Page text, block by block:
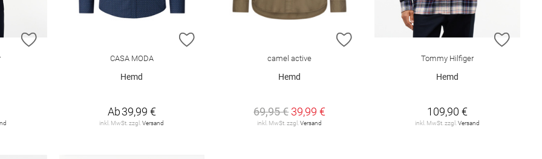
ZUR WUNSCHLISTE HINZUFÜGEN ZUR WUNSCHLISTE HINZUFÜGEN
CASA MODA
Hemd
Ab39,99 €
inkl. MwSt. zzgl.Versand
ZUR WUNSCHLISTE HINZUFÜGEN
camel active
Hemd
69,95 € 39,99 €
inkl. MwSt. zzgl.Versand
ZUR
Tommy Hilfiger
Hemd
109,90 €
inkl. MwSt. zzgl.Versand